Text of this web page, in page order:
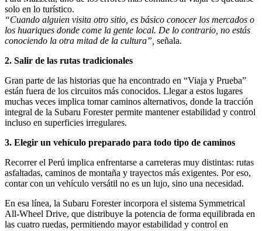
solo en lo turístico.
“Cuando alguien visita otro sitio, es básico conocer los mercados o
los huariques donde come la gente local. De lo contrario, no estás
conociendo la otra mitad de la cultura”, señala.
2. Salir de las rutas tradicionales
Gran parte de las historias que ha encontrado en “Viaja y Prueba”
están fuera de los circuitos más conocidos. Llegar a estos lugares
muchas veces implica tomar caminos alternativos, donde la tracción
integral de la Subaru Forester permite mantener estabilidad y control
incluso en superficies irregulares.
3. Elegir un vehículo preparado para todo tipo de caminos
Recorrer el Perú implica enfrentarse a carreteras muy distintas: rutas
asfaltadas, caminos de montaña y trayectos más exigentes. Por eso,
contar con un vehículo versátil no es un lujo, sino una necesidad.
En esa línea, la Subaru Forester incorpora el sistema Symmetrical
All-Wheel Drive, que distribuye la potencia de forma equilibrada en
las cuatro ruedas, permitiendo mayor estabilidad y control en